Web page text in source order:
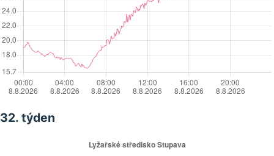
32. týden